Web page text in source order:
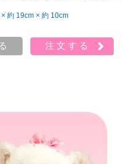
約 19cm × 約 10cm
注文する